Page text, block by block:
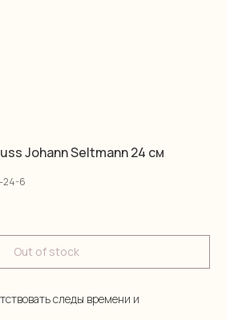
Johann Seltmann 24 см
24-6
Out of stock
следы времени и